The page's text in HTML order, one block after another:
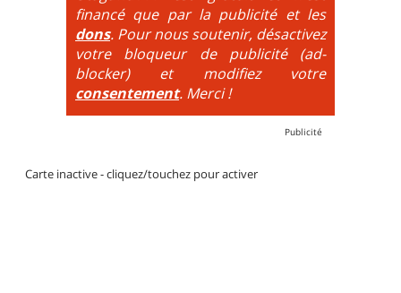
par des couleurs lorsqu'il s'agit de bikeparks. Vélo
tout suspendu et protections du corps obligatoires.
financé que par la publicité et les
dons. Pour nous soutenir, désactivez
votre bloqueur de publicité (ad-
blocker) et modifiez votre
consentement. Merci !